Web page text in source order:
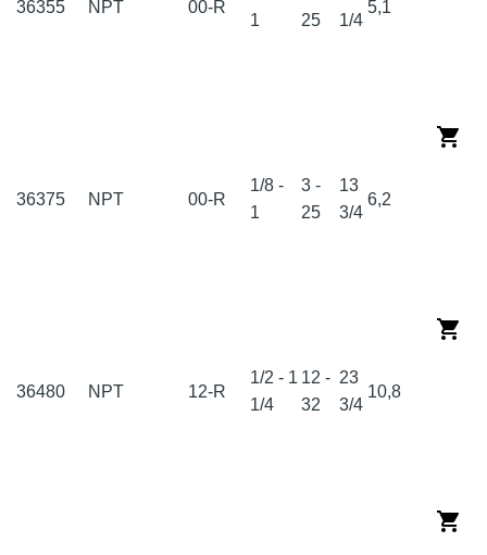
36355 NPT 00-R
1
25
1/4
5,1
36375 NPT 00-R
1/8 -
1
3 -
25
13
3/4
6,2
36480 NPT 12-R
1/2 - 1
1/4
12 -
32
23
3/4
10,8